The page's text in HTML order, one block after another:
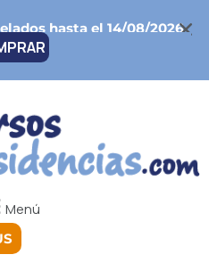
hasta el 14/08/2026
Menú